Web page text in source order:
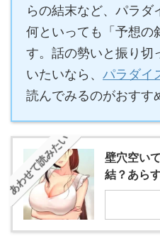
らの結末など、パラダ
何といっても「予想の
す。話の勢いと振り切
いたいなら、 パラダイ
読んでみるのがおすす
あわせて読みたい
壁穴空い
結？あら